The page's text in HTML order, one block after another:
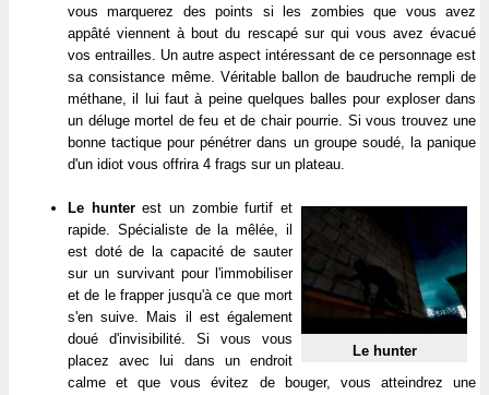
vous marquerez des points si les zombies que vous avez
appâté viennent à bout du rescapé sur qui vous avez évacué
vos entrailles. Un autre aspect intéressant de ce personnage est
sa consistance même. Véritable ballon de baudruche rempli de
méthane, il lui faut à peine quelques balles pour exploser dans
un déluge mortel de feu et de chair pourrie. Si vous trouvez une
bonne tactique pour pénétrer dans un groupe soudé, la panique
d'un idiot vous offrira 4 frags sur un plateau.
Le hunter
Le hunterest un zombie furtif et
rapide. Spécialiste de la mêlée, il
est doté de la capacité de sauter
sur un survivant pour l'immobiliser
et de le frapper jusqu'à ce que mort
s'en suive. Mais il est également
doué d'invisibilité. Si vous vous
placez avec lui dans un endroit
calme et que vous évitez de bouger, vous atteindrez une